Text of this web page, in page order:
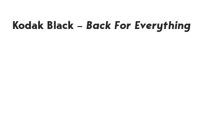
Kodak Black – Back For Everything